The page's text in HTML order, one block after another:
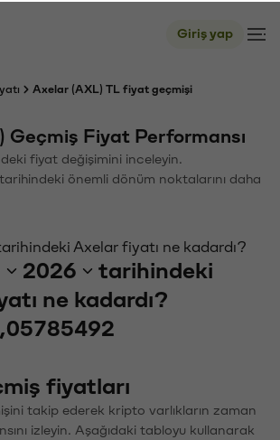
Giriş yap
Axelar (AXL) TL fiyat geçmişi
Geçmiş Fiyat Performansı
fiyat değişimini inceleyin.
önemli dönüm noktalarını daha
Axelar fiyatı ne kadardı?
2026
tarihindeki
ne kadardı?
fiyatları
takip ederek kripto varlıkların zaman
izleyin. Aşağıdaki tabloyu kullanarak